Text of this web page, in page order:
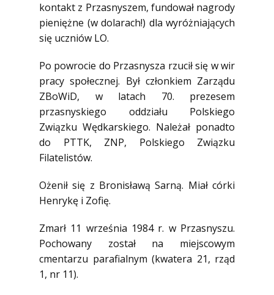
kontakt z Przasnyszem, fundował nagrody
pieniężne (w dolarach!) dla wyróżniających
się uczniów LO.
Po powrocie do Przasnysza rzucił się w wir
pracy społecznej. Był członkiem Zarządu
ZBoWiD, w latach 70. prezesem
przasnyskiego oddziału Polskiego
Związku Wędkarskiego. Należał ponadto
do PTTK, ZNP, Polskiego Związku
Filatelistów.
Ożenił się z Bronisławą Sarną. Miał córki
Henrykę i Zofię.
Zmarł 11 września 1984 r. w Przasnyszu.
Pochowany został na miejscowym
cmentarzu parafialnym (kwatera 21, rząd
1, nr 11).